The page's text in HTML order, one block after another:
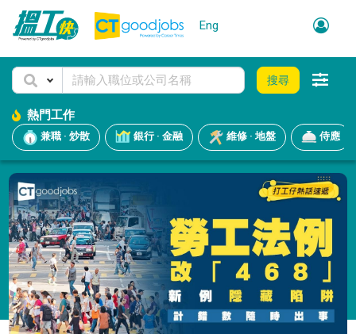
Eng
搜尋
熱門工作
兼職 · 炒散 銀行 · 金融 維修 · 地盤 侍應